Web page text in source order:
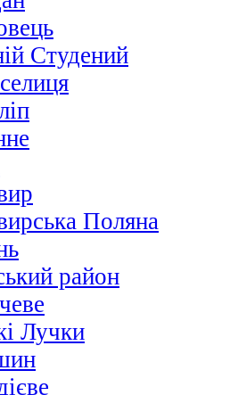
Студений
Поляна
район
Лучки